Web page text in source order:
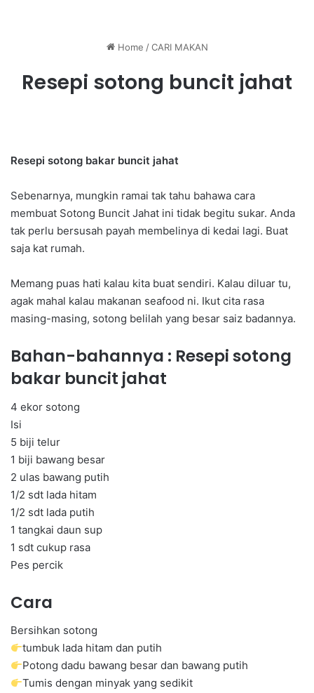
Home / CARI MAKAN
Resepi sotong buncit jahat
Resepi sotong bakar buncit jahat
Sebenarnya, mungkin ramai tak tahu bahawa cara
membuat Sotong Buncit Jahat ini tidak begitu sukar. Anda
tak perlu bersusah payah membelinya di kedai lagi. Buat
saja kat rumah.
Memang puas hati kalau kita buat sendiri. Kalau diluar tu,
agak mahal kalau makanan seafood ni. Ikut cita rasa
masing-masing, sotong belilah yang besar saiz badannya.
Bahan-bahannya : Resepi sotong
bakar buncit jahat
4 ekor sotong
Isi
5 biji telur
1 biji bawang besar
2 ulas bawang putih
1/2 sdt lada hitam
1/2 sdt lada putih
1 tangkai daun sup
1 sdt cukup rasa
Pes percik
Cara
Bersihkan sotong
tumbuk lada hitam dan putih
Potong dadu bawang besar dan bawang putih
Tumis dengan minyak yang sedikit